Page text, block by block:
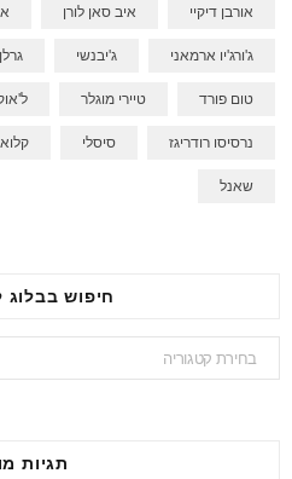
אורבן דיקיי איב סאן לורן
ג'ורג'יו ארמאני ג'יבנשי גרלן
טום פורד טיירי מוגלר
נרסיסו רודריגז סיסלי
שאנל
חיפוש בבלוג
חיפוש
בבלוג
תגיות